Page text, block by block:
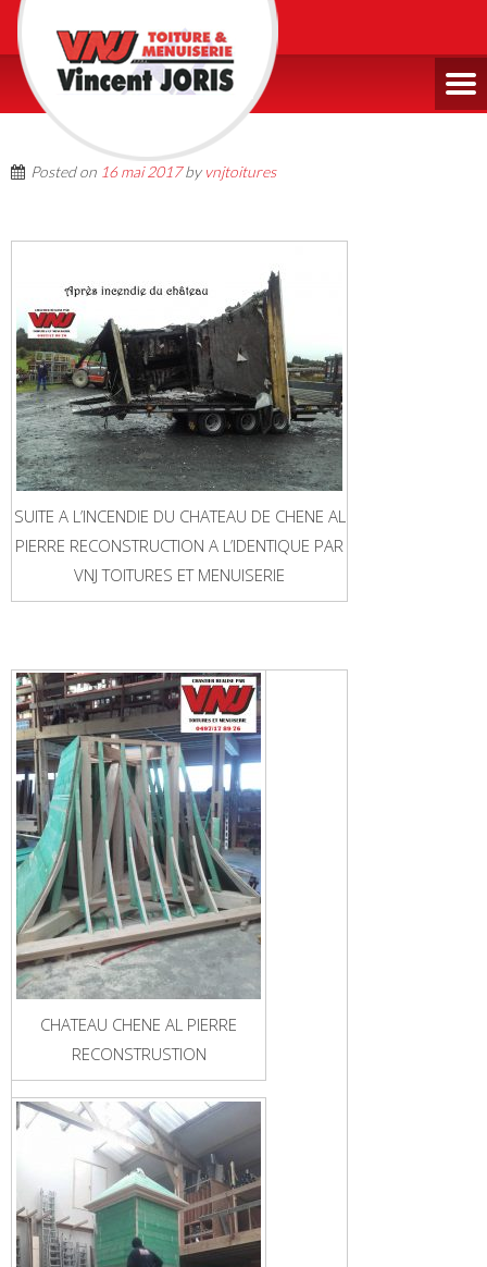
Posted on 16 mai 2017by vnjtoitures
SUITE A L’INCENDIE DU CHATEAU DE CHENE AL
PIERRE RECONSTRUCTION A L’IDENTIQUE PAR
VNJ TOITURES ET MENUISERIE
CHATEAU CHENE AL PIERRE
RECONSTRUSTION